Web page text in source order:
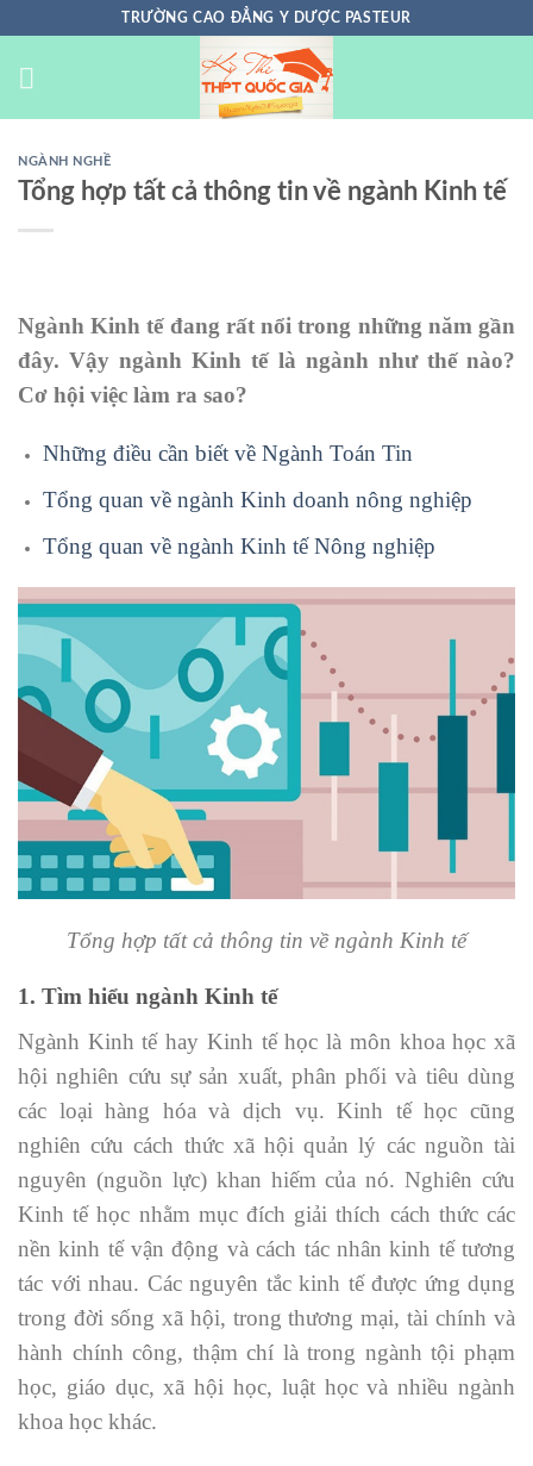
nội
TRƯỜNG CAO ĐẲNG Y DƯỢC PASTEUR
NGÀNH NGHỀ
Tổng hợp tất cả thông tin về ngành Kinh tế
Ngành Kinh tế đang rất nổi trong những năm gần
đây. Vậy ngành Kinh tế là ngành như thế nào?
Cơ hội việc làm ra sao?
Những điều cần biết về Ngành Toán Tin
Tổng quan về ngành Kinh doanh nông nghiệp
Tổng quan về ngành Kinh tế Nông nghiệp
Tổng hợp tất cả thông tin về ngành Kinh tế
1. Tìm hiểu ngành Kinh tế
Ngành Kinh tế hay Kinh tế học là môn khoa học xã
hội nghiên cứu sự sản xuất, phân phối và tiêu dùng
các loại hàng hóa và dịch vụ. Kinh tế học cũng
nghiên cứu cách thức xã hội quản lý các nguồn tài
nguyên (nguồn lực) khan hiếm của nó. Nghiên cứu
Kinh tế học nhằm mục đích giải thích cách thức các
nền kinh tế vận động và cách tác nhân kinh tế tương
tác với nhau. Các nguyên tắc kinh tế được ứng dụng
trong đời sống xã hội, trong thương mại, tài chính và
hành chính công, thậm chí là trong ngành tội phạm
học, giáo dục, xã hội học, luật học và nhiều ngành
khoa học khác.